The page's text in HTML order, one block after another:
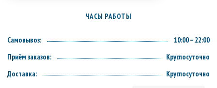
ЧАСЫ РАБОТЫ
Самовывоз:
10:00 – 22:00
Приём заказов:
Круглосуточно
Доставка:
Круглосуточно